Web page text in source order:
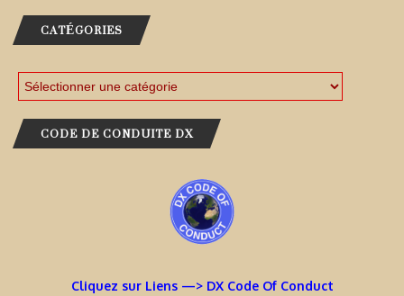
CATÉGORIES
CODE DE CONDUITE DX
Cliquez sur Liens —> DX Code Of Conduct